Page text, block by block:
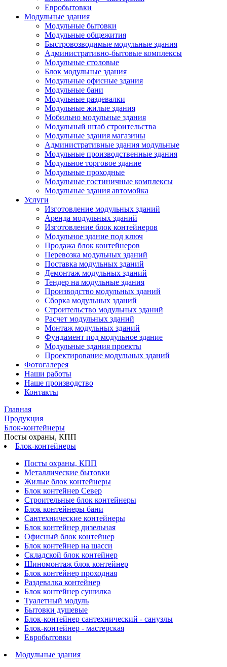
Евробытовки
Модульные здания
Модульные бытовки
Модульные общежития
Быстровозводимые модульные здания
Административно-бытовые комплексы
Модульные столовые
Блок модульные здания
Модульные офисные здания
Модульные бани
Модульные раздевалки
Модульные жилые здания
Мобильно модульные здания
Модульный штаб строительства
Модульные здания магазины
Административные здания модульные
Модульные производственные здания
Модульное торговое здание
Модульные проходные
Модульные гостиничные комплексы
Модульные здания автомойка
Услуги
Изготовление модульных зданий
Аренда модульных зданий
Изготовление блок контейнеров
Модульное здание под ключ
Продажа блок контейнеров
Перевозка модульных зданий
Поставка модульных зданий
Демонтаж модульных зданий
Тендер на модульные здания
Производство модульных зданий
Сборка модульных зданий
Строительство модульных зданий
Расчет модульных зданий
Монтаж модульных зданий
Фундамент под модульное здание
Модульные здания проекты
Проектирование модульных зданий
Фотогалерея
Наши работы
Наше производство
Контакты
Главная
Продукция
Блок-контейнеры
Посты охраны, КПП
Блок-контейнеры
Посты охраны, КПП
Металлические бытовки
Жилые блок контейнеры
Блок контейнер Север
Строительные блок контейнеры
Блок контейнеры бани
Сантехнические контейнеры
Блок контейнер дизельная
Офисный блок контейнер
Блок контейнер на шасси
Складской блок контейнер
Шиномонтаж блок контейнер
Блок контейнер проходная
Раздевалка контейнер
Блок контейнер сушилка
Туалетный модуль
Бытовки душевые
Блок-контейнер сантехнический - санузлы
Блок-контейнер - мастерская
Евробытовки
Модульные здания